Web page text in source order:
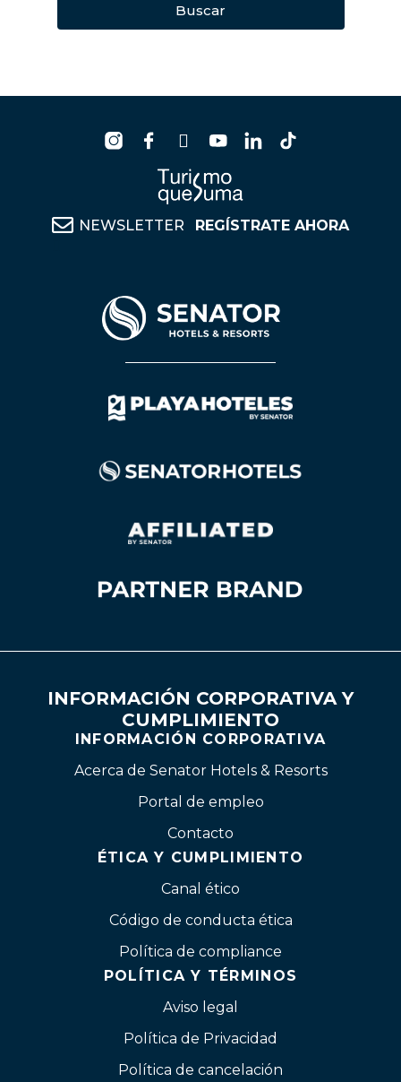
Buscar
NEWSLETTER REGÍSTRATE AHORA
INFORMACIÓN CORPORATIVA Y
CUMPLIMIENTO
INFORMACIÓN CORPORATIVA
Acerca de Senator Hotels & Resorts
Portal de empleo
Contacto
ÉTICA Y CUMPLIMIENTO
Canal ético
Código de conducta ética
Política de compliance
POLÍTICA Y TÉRMINOS
Aviso legal
Política de Privacidad
Política de cancelación